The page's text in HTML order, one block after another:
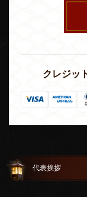
クレジッ
代表挨拶